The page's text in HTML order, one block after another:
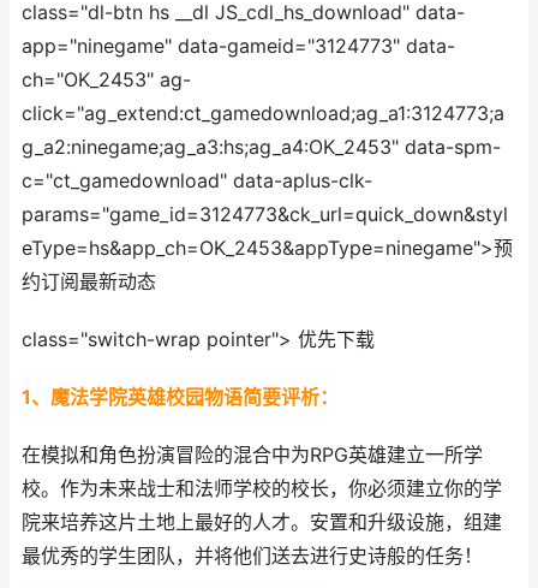
class="dl-btn hs __dl JS_cdl_hs_download" data-
app="ninegame" data-gameid="3124773" data-
ch="OK_2453" ag-
click="ag_extend:ct_gamedownload;ag_a1:3124773;a
g_a2:ninegame;ag_a3:hs;ag_a4:OK_2453" data-spm-
c="ct_gamedownload" data-aplus-clk-
params="game_id=3124773&ck_url=quick_down&styl
eType=hs&app_ch=OK_2453&appType=ninegame">预
约订阅最新动态
class="switch-wrap pointer"> 优先下载
1、魔法学院英雄校园物语简要评析：
在模拟和角色扮演冒险的混合中为RPG英雄建立一所学
校。作为未来战士和法师学校的校长，你必须建立你的学
院来培养这片土地上最好的人才。安置和升级设施，组建
最优秀的学生团队，并将他们送去进行史诗般的任务！